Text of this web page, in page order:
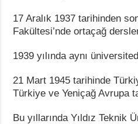
17 Aralık 1937 tarihinden
Fakültesi’nde ortaçağ
1939 yılında aynı
21 Mart 1945 tarihinde
Türkiye ve Yeniçağ Avrupa
Bu yıllarında Yıldız Teknik